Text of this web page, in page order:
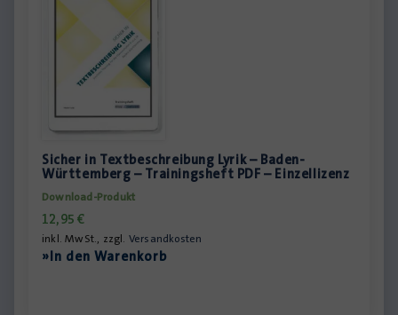
Sicher in Textbeschreibung Lyrik – Baden-
Württemberg – Trainingsheft PDF – Einzellizenz
Download-Produkt
12,95€
inkl. MwSt., zzgl. Versandkosten
»In den Warenkorb